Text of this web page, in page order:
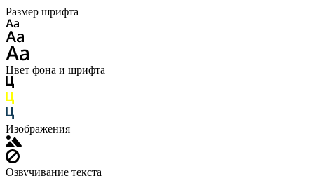
Размер шрифта
Цвет фона и шрифта
Изображения
Озвучивание текста